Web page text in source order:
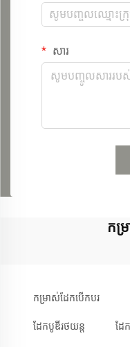
សារ
កម្
កម្រាស់ដែកបើកបរ
ដែកបូឌីរថយន្ត ដែ